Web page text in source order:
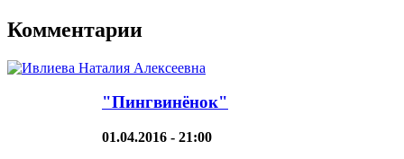
Комментарии
"Пингвинёнок"
01.04.2016 - 21:00